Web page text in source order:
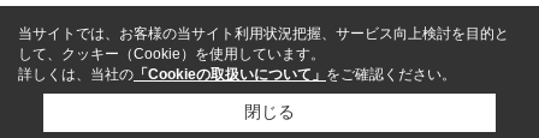
当サイトでは、お客様の当サイト利用状況把握、サービス向上検討を目的と
して、クッキー（Cookie）を使用しています。
詳しくは、当社の 「Cookieの取扱いについて」 をご確認ください。
閉じる